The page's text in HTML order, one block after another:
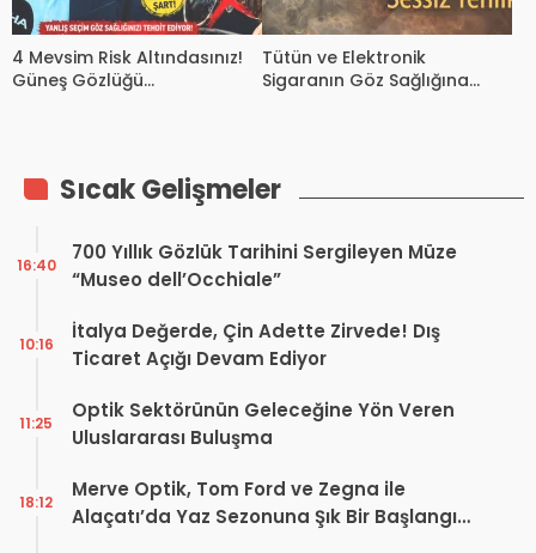
4 Mevsim Risk Altındasınız!
Güneş Gözlüğü
Tütün ve Elektronik
Sigaranın Göz Sağlığına
Sıcak Gelişmeler
700 Yıllık Gözlük Tarihini Sergileyen Müze
“Museo dell’Occhiale”
16:40
İtalya Değerde, Çin Adette Zirvede! Dış
Ticaret Açığı Devam Ediyor
10:16
Optik Sektörünün Geleceğine Yön Veren
Uluslararası Buluşma
11:25
Merve Optik, Tom Ford ve Zegna ile
Alaçatı’da Yaz Sezonuna Şık Bir Başlangıç ​​
18:12